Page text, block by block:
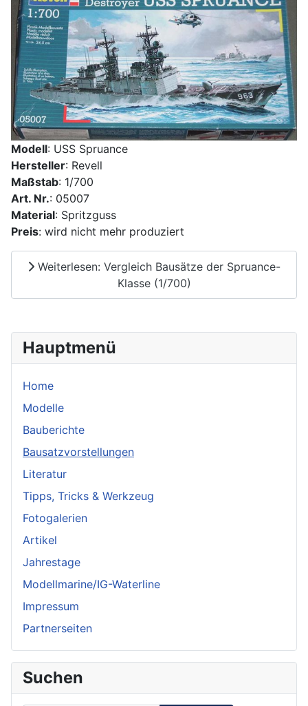
Hauptmenü
Home
Modelle
Bauberichte
Bausatzvorstellungen
Literatur
Tipps, Tricks & Werkzeug
Fotogalerien
Artikel
Jahrestage
Modellmarine/IG-Waterline
Impressum
Partnerseiten
Suchen
Modell: USS Spruance
Hersteller: Revell
Maßstab: 1/700
Art. Nr.: 05007
Material: Spritzguss
Preis: wird nicht mehr produziert
Weiterlesen: Vergleich Bausätze der Spruance-
Klasse (1/700)